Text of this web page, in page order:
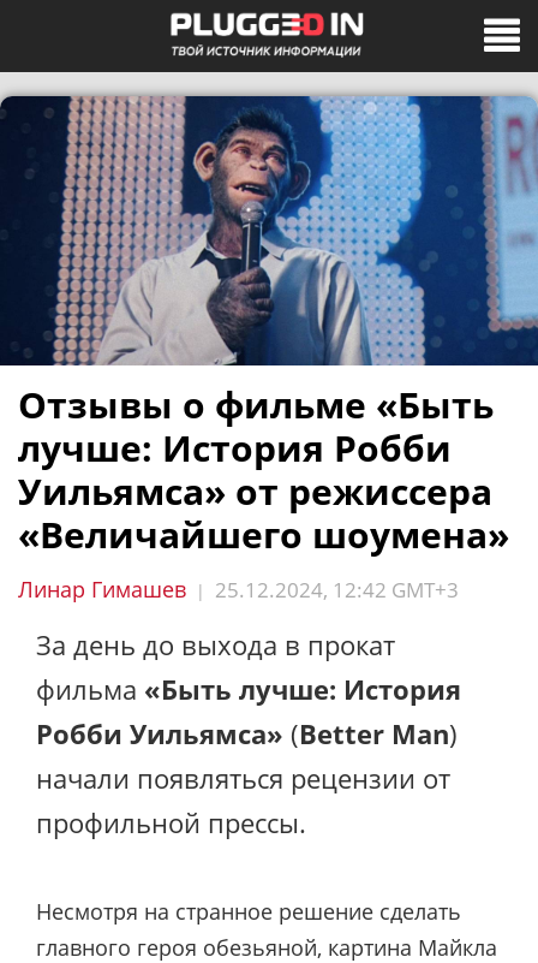
Отзывы о фильме «Быть
лучше: История Робби
Уильямса» от режиссера
«Величайшего шоумена»
Линар Гимашев | 25.12.2024, 12:42 GMT+3
За день до выхода в прокат
фильма «Быть лучше: История
Робби Уильямса» (Better Man)
начали появляться рецензии от
профильной прессы.
Несмотря на странное решение сделать
главного героя обезьяной, картина Майкла